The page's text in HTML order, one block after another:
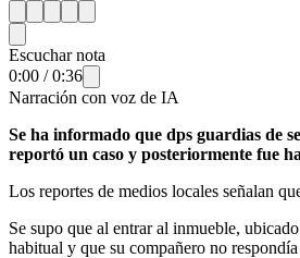
Escuchar nota
0:00 /0:36
Narración con voz de IA
Se ha informado que dps guardias de
reportó un caso y posteriormente fue
Los reportes de medios locales señalan
Se supo que al entrar al inmueble,
habitual y que su compañero no